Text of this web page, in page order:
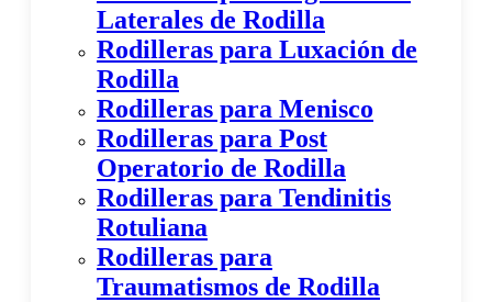
Laterales de Rodilla
Rodilleras para Luxación de
Rodilla
Rodilleras para Menisco
Rodilleras para Post
Operatorio de Rodilla
Rodilleras para Tendinitis
Rotuliana
Rodilleras para
Traumatismos de Rodilla